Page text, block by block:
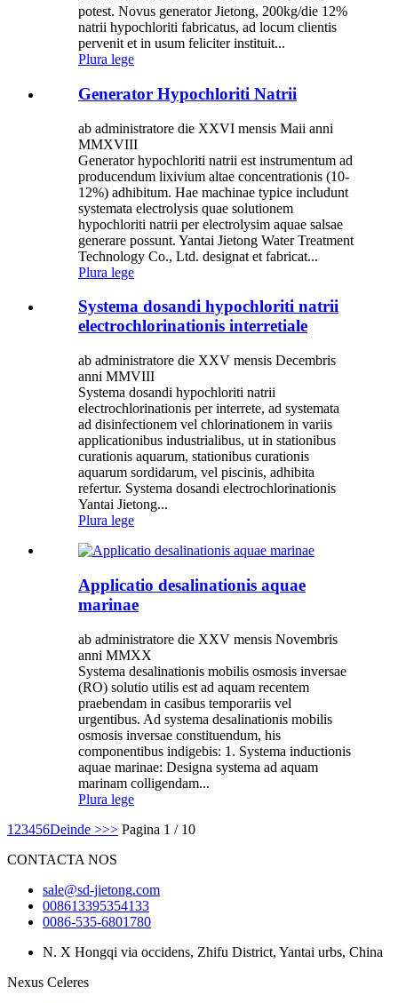
potest. Novus generator Jietong, 200kg/die 12%
natrii hypochloriti fabricatus, ad locum clientis
pervenit et in usum feliciter instituit...
Plura lege
Generator Hypochloriti Natrii
ab administratore die XXVI mensis Maii anni
MMXVIII
Generator hypochloriti natrii est instrumentum ad
producendum lixivium altae concentrationis (10-
12%) adhibitum. Hae machinae typice includunt
systemata electrolysis quae solutionem
hypochloriti natrii per electrolysim aquae salsae
generare possunt. Yantai Jietong Water Treatment
Technology Co., Ltd. designat et fabricat...
Plura lege
Systema dosandi hypochloriti natrii
electrochlorinationis interretiale
ab administratore die XXV mensis Decembris
anni MMVIII
Systema dosandi hypochloriti natrii
electrochlorinationis per interrete, ad systemata
ad disinfectionem vel chlorinationem in variis
applicationibus industrialibus, ut in stationibus
curationis aquarum, stationibus curationis
aquarum sordidarum, vel piscinis, adhibita
refertur. Systema dosandi electrochlorinationis
Yantai Jietong...
Plura lege
Applicatio desalinationis aquae
marinae
ab administratore die XXV mensis Novembris
anni MMXX
Systema desalinationis mobilis osmosis inversae
(RO) solutio utilis est ad aquam recentem
praebendam in casibus temporariis vel
urgentibus. Ad systema desalinationis mobilis
osmosis inversae constituendum, his
componentibus indigebis: 1. Systema inductionis
aquae marinae: Designa systema ad aquam
marinam colligendam...
Plura lege
1 23456Deinde >>> Pagina 1 / 10
CONTACTA NOS
sale@sd-jietong.com
008613395354133
0086-535-6801780
N. X Hongqi via occidens, Zhifu District, Yantai urbs, China
Nexus Celeres